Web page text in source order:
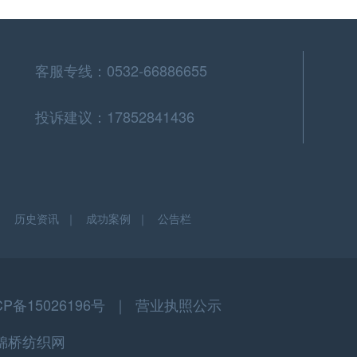
客服专线：0532-66886655
投诉建议：17852841436
历史资讯 ｜ 成功案例 ｜ 公告栏
备15026196号 ｜ 营业执照公示
桥纺织网